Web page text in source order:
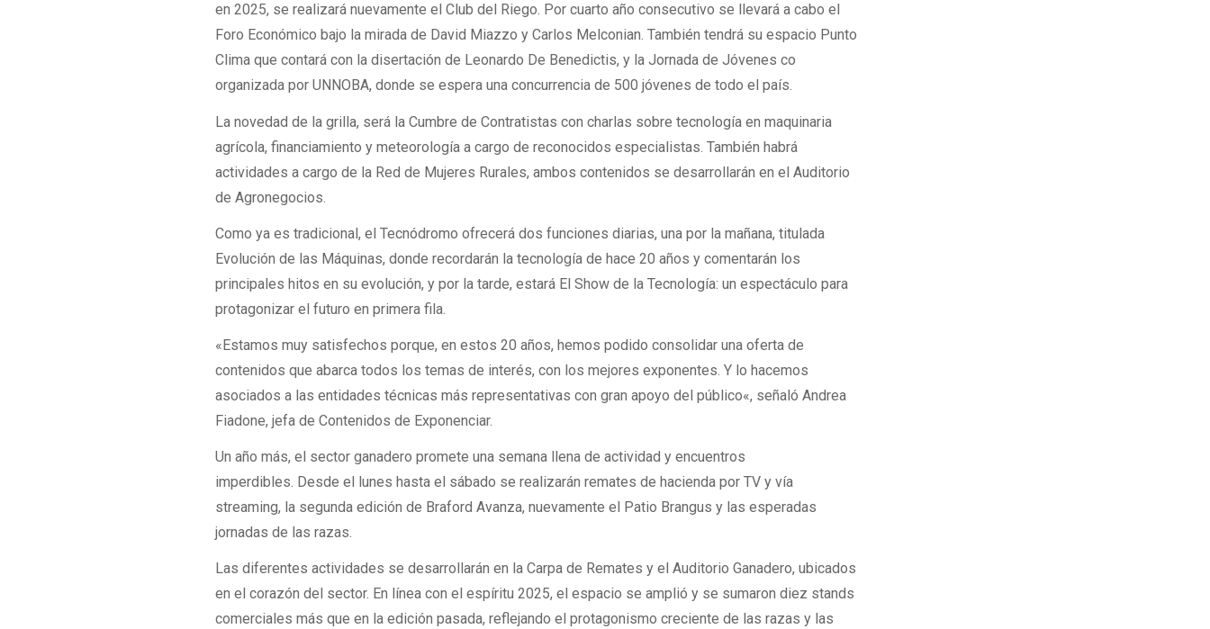
en 2025, se realizará nuevamente el Club del Riego. Por cuarto año consecutivo se llevará a cabo el
Foro Económico bajo la mirada de David Miazzo y Carlos Melconian. También tendrá su espacio Punto
Clima que contará con la disertación de Leonardo De Benedictis, y la Jornada de Jóvenes co
organizada por UNNOBA, donde se espera una concurrencia de 500 jóvenes de todo el país.
La novedad de la grilla, será la Cumbre de Contratistas con charlas sobre tecnología en maquinaria
agrícola, financiamiento y meteorología a cargo de reconocidos especialistas. También habrá
actividades a cargo de la Red de Mujeres Rurales, ambos contenidos se desarrollarán en el Auditorio
de Agronegocios.
Como ya es tradicional, el Tecnódromo ofrecerá dos funciones diarias, una por la mañana, titulada
Evolución de las Máquinas, donde recordarán la tecnología de hace 20 años y comentarán los
principales hitos en su evolución, y por la tarde, estará El Show de la Tecnología: un espectáculo para
protagonizar el futuro en primera fila.
«Estamos muy satisfechos porque, en estos 20 años, hemos podido consolidar una oferta de
contenidos que abarca todos los temas de interés, con los mejores exponentes. Y lo hacemos
asociados a las entidades técnicas más representativas con gran apoyo del público«, señaló Andrea
Fiadone, jefa de Contenidos de Exponenciar.
Un año más, el sector ganadero promete una semana llena de actividad y encuentros
imperdibles. Desde el lunes hasta el sábado se realizarán remates de hacienda por TV y vía
streaming, la segunda edición de Braford Avanza, nuevamente el Patio Brangus y las esperadas
jornadas de las razas.
Las diferentes actividades se desarrollarán en la Carpa de Remates y el Auditorio Ganadero, ubicados
en el corazón del sector. En línea con el espíritu 2025, el espacio se amplió y se sumaron diez stands
comerciales más que en la edición pasada, reflejando el protagonismo creciente de las razas y las